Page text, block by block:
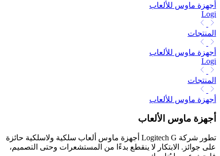
أجهزة ماوس للألعاب
Logi
المنتجات
أجهزة ماوس للألعاب
Logi
المنتجات
أجهزة ماوس للألعاب
أجهزة ماوس الألعاب
تطور شركة Logitech G أجهزة ماوس ألعاب سلكية ولاسلكية حائزة
على جوائز. الابتكار لا ينقطع بدءًا من المستشعرات وحتى التصميم،